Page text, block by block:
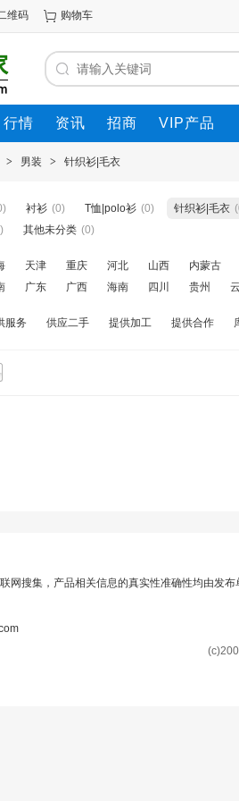
维码 购物车
行情 资讯 招商 VIP产品
> 男装 > 针织衫|毛衣
衬衫 (0) T恤|polo衫 (0) 针织衫|毛衣
其他未分类 (0)
天津 重庆 河北 山西 内蒙古
广东 广西 海南 四川 贵州
服务 供应二手 提供加工 提供合作
网搜集，产品相关信息的真实性准确性均由发